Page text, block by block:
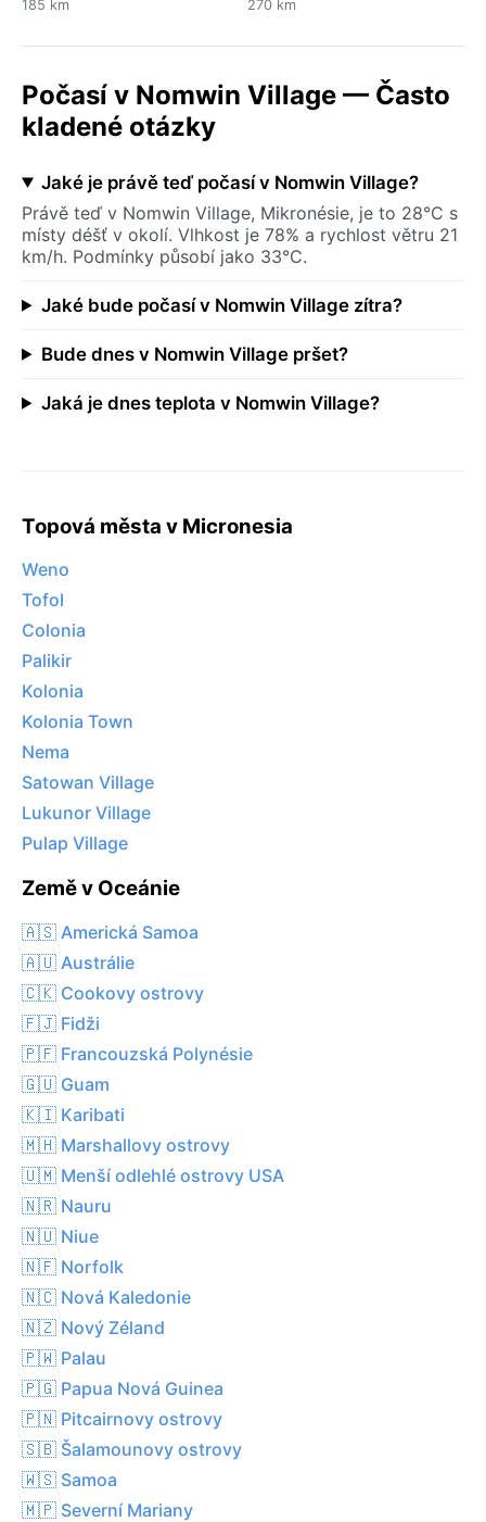
185 km 270 km
Počasí v Nomwin Village — Často
kladené otázky
Jaké je právě teď počasí v Nomwin Village?
Právě teď v Nomwin Village, Mikronésie, je to 28°C s
místy déšť v okolí. Vlhkost je 78% a rychlost větru 21
km/h. Podmínky působí jako 33°C.
Jaké bude počasí v Nomwin Village zítra?
Bude dnes v Nomwin Village pršet?
Jaká je dnes teplota v Nomwin Village?
Topová města v Micronesia
Weno
Tofol
Colonia
Palikir
Kolonia
Kolonia Town
Nema
Satowan Village
Lukunor Village
Pulap Village
Země v Oceánie
🇦🇸 Americká Samoa
🇦🇺 Austrálie
🇨🇰 Cookovy ostrovy
🇫🇯 Fidži
🇵🇫 Francouzská Polynésie
🇬🇺 Guam
🇰🇮 Karibati
🇲🇭 Marshallovy ostrovy
🇺🇲 Menší odlehlé ostrovy USA
🇳🇷 Nauru
🇳🇺 Niue
🇳🇫 Norfolk
🇳🇨 Nová Kaledonie
🇳🇿 Nový Zéland
🇵🇼 Palau
🇵🇬 Papua Nová Guinea
🇵🇳 Pitcairnovy ostrovy
🇸🇧 Šalamounovy ostrovy
🇼🇸 Samoa
🇲🇵 Severní Mariany